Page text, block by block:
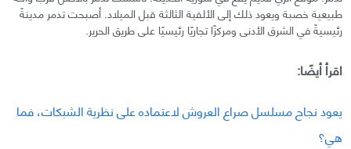
طبيعية خصبة ويعود ذلك إلى الألفية الثالثة قبل الميلاد. أصبحت تدمر مدينةً
رئيسيةً في الشرق الأدنى ومركزًا تجاريًا رئيسيًا على طريق الحرير.
اقرأ أيضًا:
يعود نجاح مسلسل صراع العروش لاعتماده على نظرية الشبكات، فما
هي؟